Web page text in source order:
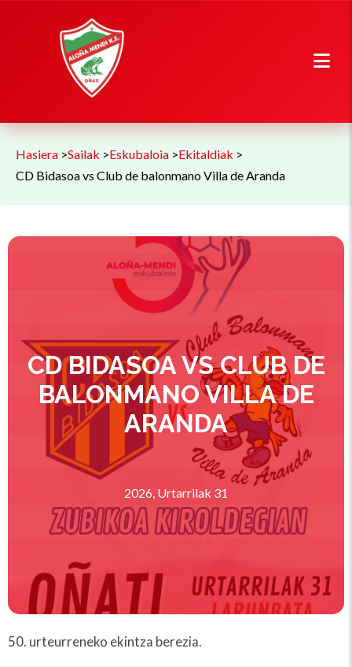
Hasiera >Sailak >Eskubaloia >Ekitaldiak >
CD Bidasoa vs Club de balonmano Villa de Aranda
CD BIDASOA VS CLUB DE
BALONMANO VILLA DE
ARANDA
2026, Urtarrilak 31
50. urteurreneko ekintza berezia.